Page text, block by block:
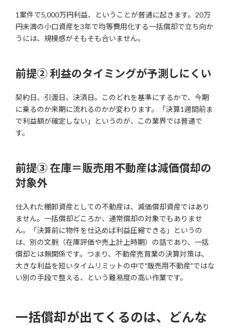
1案件で5,000万円利益、ということが普通に起きます。20万
円未満の小口資産を3年で均等費用化する一括償却で立ち向か
うには、規模感がそもそも合いません。
前提② 利益のタイミングが予測しにくい
契約日、引渡日、決済日。このどれを基準にするかで、今期
に乗るのか来期に流れるのかが変わります。「決算1週間前ま
で利益額が確定しない」というのが、この業界では普通で
す。
前提③ 在庫＝販売用不動産は減価償却の
対象外
仕入れた棚卸資産としての不動産は、減価償却資産ではあり
ません。一括償却どころか、通常償却の対象でもありませ
ん。「決算前に物件を仕込めば利益圧縮できる」というの
は、別の文脈（在庫評価や売上計上時期）の話であり、一括
償却とは無関係です。つまり、不動産売買業の決算対策は、
大きな利益を短いタイムリミットの中で"販売用不動産"ではな
い別の手段で整える、という難易度の高い作業です。
一括償却が出てくるのは、どんな